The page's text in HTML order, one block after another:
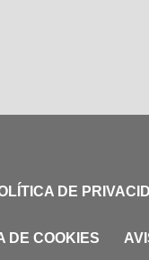
DE
DE COOKIES